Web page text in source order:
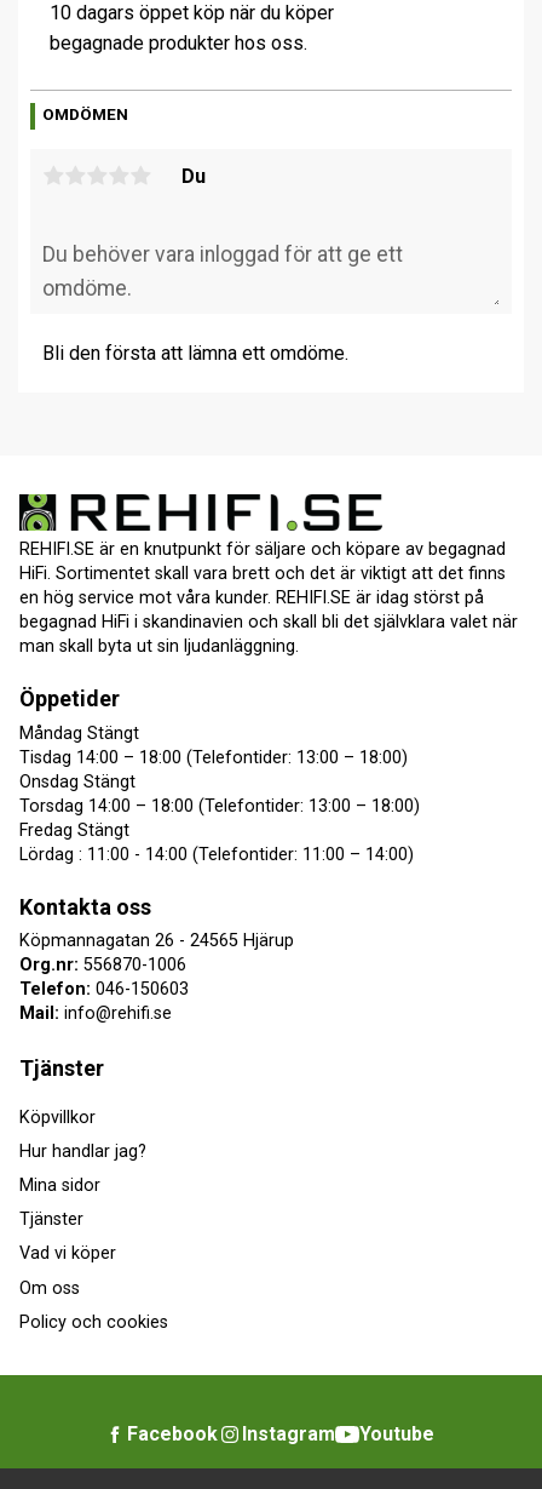
10 dagars öppet köp när du köper
begagnade produkter hos oss.
OMDÖMEN
Du
Bli den första att lämna ett omdöme.
REHIFI.SE är en knutpunkt för säljare och köpare av begagnad
HiFi. Sortimentet skall vara brett och det är viktigt att det finns
en hög service mot våra kunder. REHIFI.SE är idag störst på
begagnad HiFi i skandinavien och skall bli det självklara valet när
man skall byta ut sin ljudanläggning.
Öppetider
Måndag Stängt
Tisdag 14:00 – 18:00 (Telefontider: 13:00 – 18:00)
Onsdag Stängt
Torsdag 14:00 – 18:00 (Telefontider: 13:00 – 18:00)
Fredag Stängt
Lördag : 11:00 - 14:00 (Telefontider: 11:00 – 14:00)
Kontakta oss
Köpmannagatan 26 - 24565 Hjärup
Org.nr: 556870-1006
Telefon: 046-150603
Mail: info@rehifi.se
Tjänster
Köpvillkor
Hur handlar jag?
Mina sidor
Tjänster
Vad vi köper
Om oss
Policy och cookies
Facebook Instagram Youtube